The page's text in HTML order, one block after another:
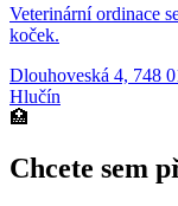
Veterinární ordinace
koček.
Dlouhoveská 4, 748
Hlučín
🏥
Chcete sem